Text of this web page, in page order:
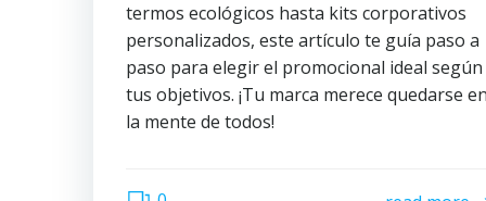
termos ecológicos hasta kits corporativos
personalizados, este artículo te guía paso a
paso para elegir el promocional ideal según
tus objetivos. ¡Tu marca merece quedarse
la mente de todos!